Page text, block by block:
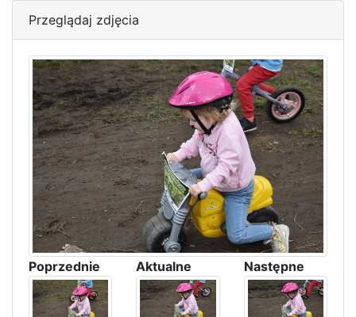
Przeglądaj zdjęcia
Poprzednie Aktualne Następne